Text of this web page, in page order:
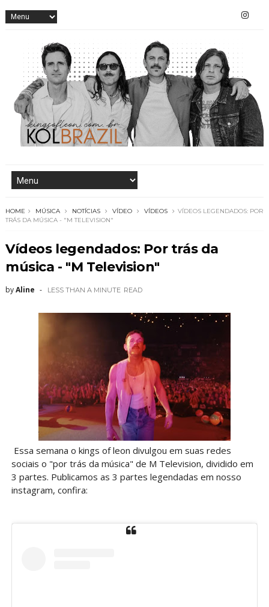
HOME MÚSICA NOTÍCIAS VÍDEO VÍDEOS
VÍDEOS LEGENDADOS: POR
TRÁS DA MÚSICA - "M TELEVISION"
Vídeos legendados: Por trás da
música - "M Television"
byAline LESS THAN A MINUTE READ
Essa semana o kings of leon divulgou em suas redes
sociais o "por trás da música" de M Television, dividido em
3 partes. Publicamos as 3 partes legendadas em nosso
instagram, confira: